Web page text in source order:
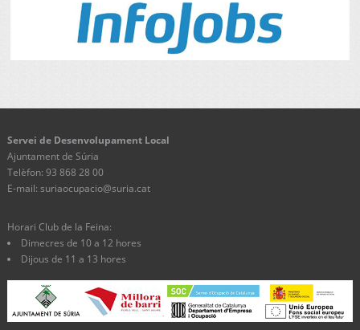
Servei de Desenvolupament Local
Ajuntament de Súria
Telèfon: 93 868 28 00
E-mail: suriaocupacio@suria.cat
Horari Club de la Feina:
Dimecres de 10 a 12 hores
Dijous de 11 a 13 hores